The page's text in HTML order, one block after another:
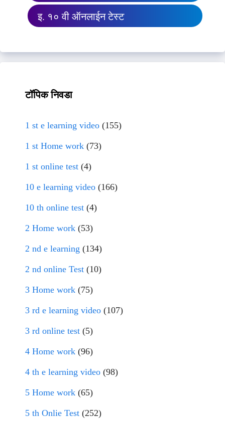
इ. १० वी ऑनलाईन टेस्ट
टॉपिक निवडा
1 st e learning video (155)
1 st Home work (73)
1 st online test (4)
10 e learning video (166)
10 th online test (4)
2 Home work (53)
2 nd e learning (134)
2 nd online Test (10)
3 Home work (75)
3 rd e learning video (107)
3 rd online test (5)
4 Home work (96)
4 th e learning video (98)
5 Home work (65)
5 th Onlie Test (252)